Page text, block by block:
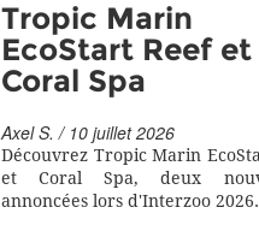
Tropic Marin
EcoStart Reef et
Coral Spa
Axel S. / 10 juillet 2026
Découvrez Tropic Marin
et Coral Spa, deux
annoncées lors d'Interzoo 2026.